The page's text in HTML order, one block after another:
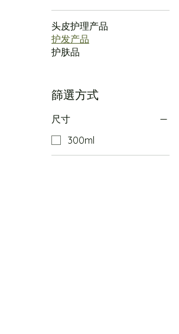
头皮护理产品
护发产品
护肤品
篩選方式
尺寸
300ml